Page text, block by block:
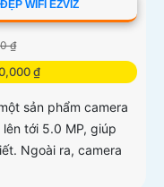
WIFI EZVIZ
₫
₫
sản phẩm camera
tới 5.0 MP, giúp
Ngoài ra, camera